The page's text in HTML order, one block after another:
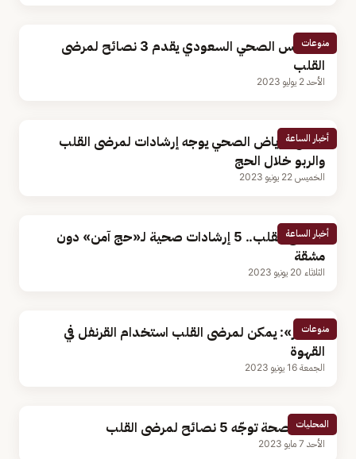
منوعات
المجلس الصحي السعودي يقدم 3 نصائح لمرضى
القلب
الأحد 2 يوليو 2023
أخبار الساعة
تجمع الرياض الصحي يوجه إرشادات لمرضى القلب
والربو خلال الحج
الخميس 22 يونيو 2023
أخبار الساعة
لمرضى القلب.. 5 إرشادات صحية لـ«حج آمن» دون
مشقة
الثلاثاء 20 يونيو 2023
منوعات
«النمر»: يمكن لمرضى القلب استخدام القرنفل في
القهوة
الجمعة 16 يونيو 2023
المحليات
وزارة الصحة توجّه 5 نصائح لمرضى القلب
الأحد 7 مايو 2023